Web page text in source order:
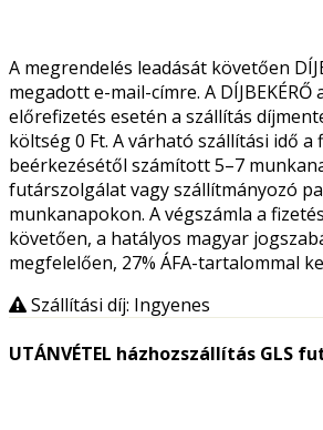
A megrendelés leadását követően
megadott e-mail-címre. A
előrefizetés esetén a szállítás
költség 0 Ft. A várható szállítási idő a
beérkezésétől számított 5–7
futárszolgálat vagy szállítmányozó
munkanapokon. A végszámla a
követően, a hatályos magyar
megfelelően, 27% ÁFA-tartalommal
Szállítási díj: Ingyenes
UTÁNVÉTEL házhozszállítás GLS